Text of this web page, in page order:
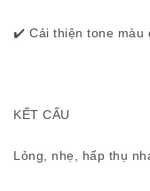
✔️ Cải thiện tone màu
KẾT CẤU
Lỏng, nhẹ, hấp thụ